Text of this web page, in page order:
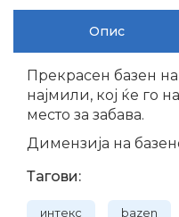
Опис
Прекрасен базен
најмили, коj ќе го
место за забава.
Димензија на
Тагови:
интекс bazen